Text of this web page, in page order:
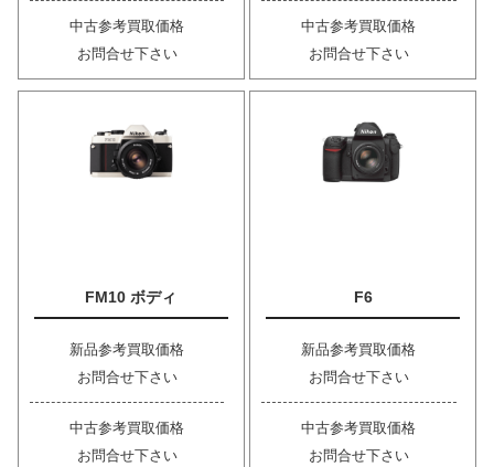
中古参考買取価格
お問合せ下さい
中古参考買取価格
お問合せ下さい
FM10 ボディ
新品参考買取価格
お問合せ下さい
中古参考買取価格
お問合せ下さい
F6
新品参考買取価格
お問合せ下さい
中古参考買取価格
お問合せ下さい